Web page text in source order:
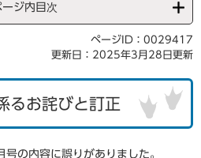
ージ内目次
ページID：0029417
更新日：2025年3月28日更新
るお詫びと訂正
の内容に誤りがありました。